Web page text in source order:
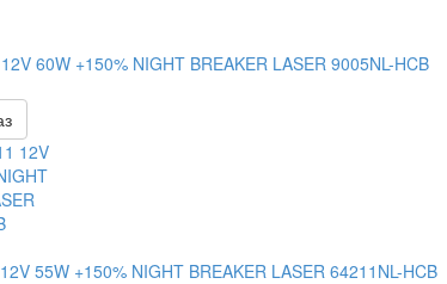
60W +150% NIGHT BREAKER LASER 9005NL-HCB
55W +150% NIGHT BREAKER LASER 64211NL-HCB